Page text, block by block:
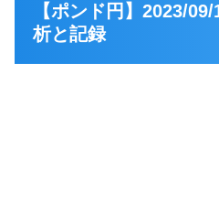
【ポンド円】2023/
析と記録